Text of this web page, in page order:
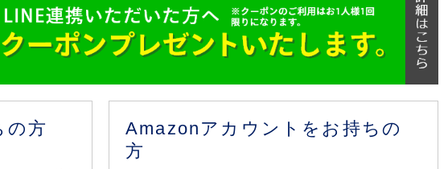
の方
Amazonアカウントをお持ちの
方